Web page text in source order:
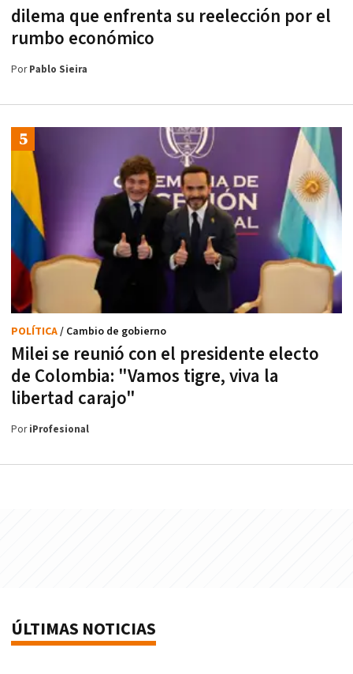
dilema que enfrenta su reelección por el
rumbo económico
PorPablo Sieira
Milei se reunió con el presidente electo
de Colombia: "Vamos tigre, viva la
libertad carajo"
POLÍTICA/ Cambio de gobierno
PoriProfesional
ÚLTIMAS NOTICIAS